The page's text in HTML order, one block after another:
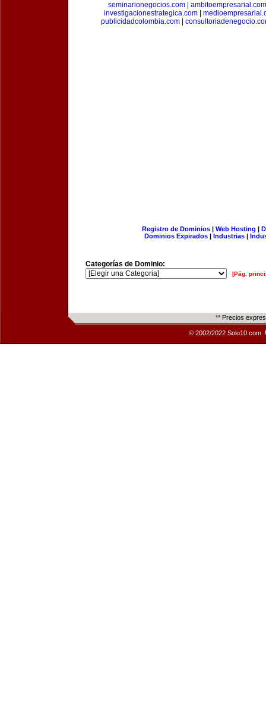
seminarionegocios.com| ambitoempresarial.com
investigacionestrategica.com
publicidadcolombia.com|
Registro de Dominios| Web Hosting |
Dominios Expirados | Industrias |
Categorías de Dominio:
[Pág.
** Precios
© 2002/2022 Solo10.com